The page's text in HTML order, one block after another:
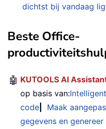
dichtst bij vandaag
Beste Office-
🤖 KUTOOLS AI
op basis van:
code
Maak
gegevens en